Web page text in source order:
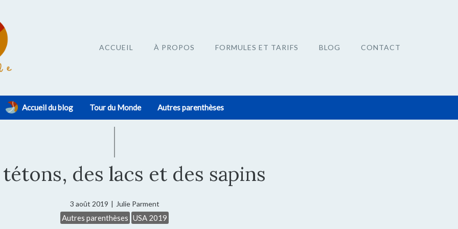
ACCUEIL À PROPOS FORMULES ET TARIFS BLOG CONTACT
Accueil du blog Tour du Monde Autres parenthèses
des lacs et des sapins
3 août 2019 | Julie Parment
Autres parenthèses USA 2019